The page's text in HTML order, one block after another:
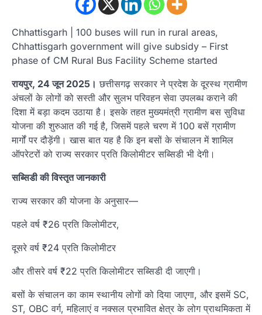
Chhattisgarh | 100 buses will run in rural areas,
Chhattisgarh government will give subsidy – First
phase of CM Rural Bus Facility Scheme started
रायपुर, 24 जून 2025। छत्तीसगढ़ सरकार ने प्रदेश के दूरस्थ ग्रामीण
अंचलों के लोगों को सस्ती और सुलभ परिवहन सेवा उपलब्ध कराने की
दिशा में बड़ा कदम उठाया है। इसके तहत मुख्यमंत्री ग्रामीण बस सुविधा
योजना की शुरुआत की गई है, जिसमें पहले चरण में 100 बसें ग्रामीण
मार्गों पर दौड़ेंगी। खास बात यह है कि इन बसों के संचालन में शामिल
ऑपरेटरों को राज्य सरकार प्रति किलोमीटर सब्सिडी भी देगी।
सब्सिडी की विस्तृत जानकारी
राज्य सरकार की योजना के अनुसार—
पहले वर्ष ₹26 प्रति किलोमीटर,
दूसरे वर्ष ₹24 प्रति किलोमीटर
और तीसरे वर्ष ₹22 प्रति किलोमीटर सब्सिडी दी जाएगी।
बसों के संचालन का काम स्थानीय लोगों को दिया जाएगा, और इसमें SC,
ST, OBC वर्ग, महिलाएं व नक्सल प्रभावित क्षेत्र के लोग प्राथमिकता में